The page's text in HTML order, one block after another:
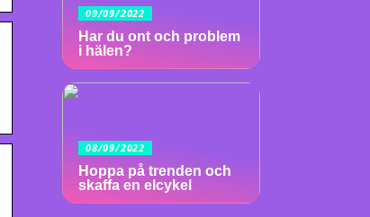
09/09/2022
Har du ont och problem
i hälen?
08/09/2022
Hoppa på trenden och
skaffa en elcykel